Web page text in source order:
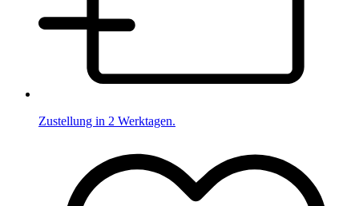
Zustellung in 2 Werktagen.